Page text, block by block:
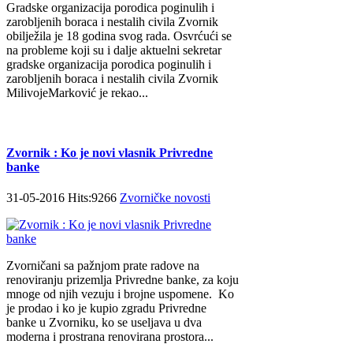
Gradske organizacija porodica poginulih i
zarobljenih boraca i nestalih civila Zvornik
obilježila je 18 godina svog rada. Osvrćući se
na probleme koji su i dalje aktuelni sekretar
gradske organizacija porodica poginulih i
zarobljenih boraca i nestalih civila Zvornik
MilivojeMarković je rekao...
Zvornik : Ko je novi vlasnik Privredne
banke
31-05-2016 Hits:9266 Zvorničke novosti
Zvorničani sa pažnjom prate radove na
renoviranju prizemlja Privredne banke, za koju
mnoge od njih vezuju i brojne uspomene. Ko
je prodao i ko je kupio zgradu Privredne
banke u Zvorniku, ko se useljava u dva
moderna i prostrana renovirana prostora...